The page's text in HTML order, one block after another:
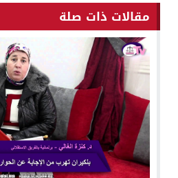
مقالات ذات صلة